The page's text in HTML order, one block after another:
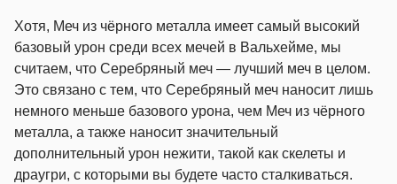
Хотя, Меч из чёрного металла имеет самый высокий
базовый урон среди всех мечей в Вальхейме, мы
считаем, что Серебряный меч — лучший меч в целом.
Это связано с тем, что Серебряный меч наносит лишь
немного меньше базового урона, чем Меч из чёрного
металла, а также наносит значительный
дополнительный урон нежити, такой как скелеты и
драугри, с которыми вы будете часто сталкиваться.